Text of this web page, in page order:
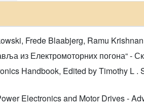
Frede Blaabjerg, Ramu
из Електромоторних погона“ -
Handbook, Edited by Timothy L
Electronics and Motor Drives -